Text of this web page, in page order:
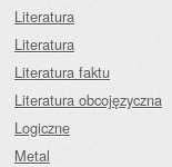
Literatura
Literatura
Literatura faktu
Literatura obcojęzyczna
Logiczne
Metal